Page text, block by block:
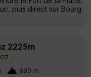
puis direct sur Bourg
2225m
880 m